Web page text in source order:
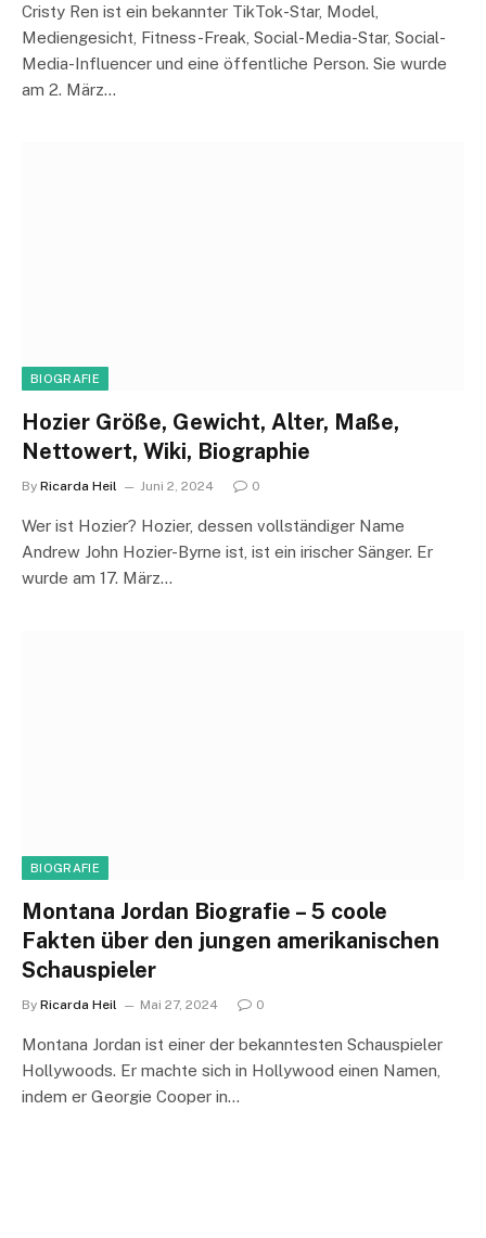
Cristy Ren ist ein bekannter TikTok-Star, Model,
Mediengesicht, Fitness-Freak, Social-Media-Star, Social-
Media-Influencer und eine öffentliche Person. Sie wurde
am 2. März…
BIOGRAFIE
Hozier Größe, Gewicht, Alter, Maße,
Nettowert, Wiki, Biographie
By Ricarda Heil Juni 2, 2024 0
Wer ist Hozier? Hozier, dessen vollständiger Name
Andrew John Hozier-Byrne ist, ist ein irischer Sänger. Er
wurde am 17. März…
BIOGRAFIE
Montana Jordan Biografie – 5 coole
Fakten über den jungen amerikanischen
Schauspieler
By Ricarda Heil Mai 27, 2024 0
Montana Jordan ist einer der bekanntesten Schauspieler
Hollywoods. Er machte sich in Hollywood einen Namen,
indem er Georgie Cooper in…